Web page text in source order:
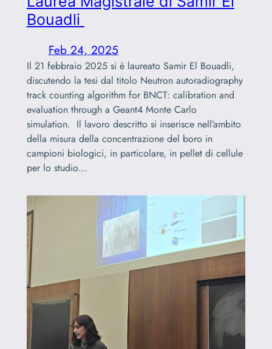
Bouadli
Feb 24, 2025
Il 21 febbraio 2025 si è laureato Samir El Bouadli,
discutendo la tesi dal titolo Neutron autoradiography
track counting algorithm for BNCT: calibration and
evaluation through a Geant4 Monte Carlo
simulation. Il lavoro descritto si inserisce nell’ambito
della misura della concentrazione del boro in
campioni biologici, in particolare, in pellet di cellule
per lo studio…